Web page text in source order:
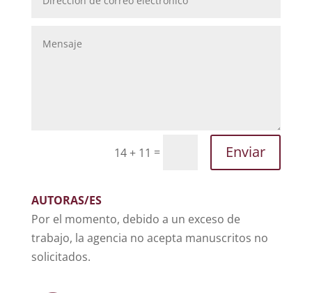
14 + 11 = Enviar
AUTORAS/ES
Por el momento, debido a un exceso de
trabajo, la agencia no acepta manuscritos no
solicitados.